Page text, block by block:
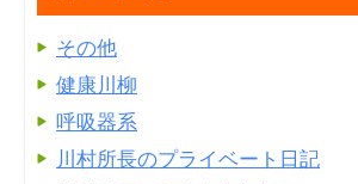
その他
健康川柳
呼吸器系
川村所長のプライベート日記